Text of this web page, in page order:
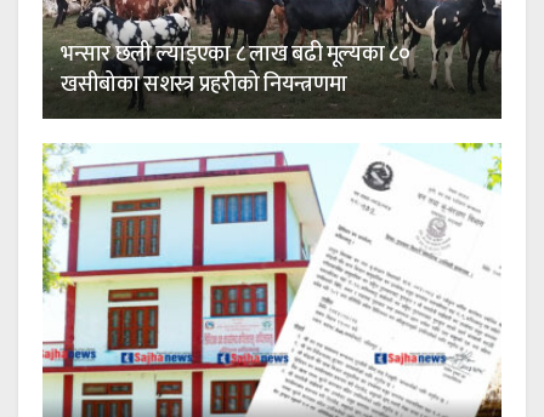
भन्सार छली ल्याइएका ८ लाख बढी मूल्यका ८०
खसीबोका सशस्त्र प्रहरीको नियन्त्रणमा